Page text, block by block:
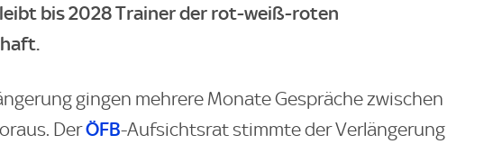
bis 2028 Trainer der rot-weiß-roten
gingen mehrere Monate Gespräche zwischen
DerÖFB-Aufsichtsrat stimmte der Verlängerung